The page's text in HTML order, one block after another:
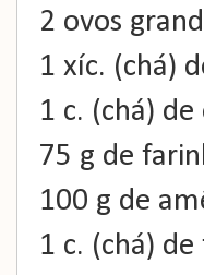
2 ovos
1 xíc. (chá)
1 c. (chá)
75 g de
100 g de
1 c. (chá)